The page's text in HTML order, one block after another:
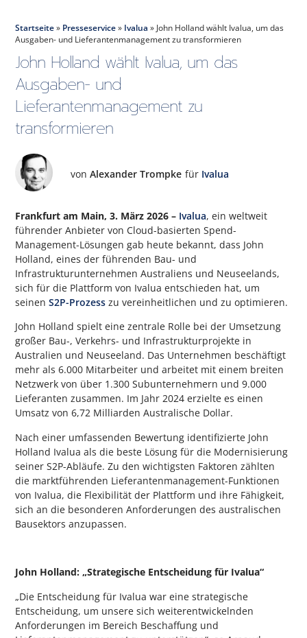
Startseite» Presseservice» Ivalua » John Holland wählt Ivalua, um das
Ausgaben- und Lieferantenmanagement zu transformieren
John Holland wählt Ivalua, um das
Ausgaben- und
Lieferantenmanagement zu
transformieren
vonAlexander Trompke für Ivalua
Frankfurt am Main, 3. März 2026 – Ivalua, ein weltweit
führender Anbieter von Cloud-basierten Spend-
Management-Lösungen gab heute bekannt, dass John
Holland, eines der führenden Bau- und
Infrastrukturunternehmen Australiens und Neuseelands,
sich für die Plattform von Ivalua entschieden hat, um
seinenS2P-Prozess zu vereinheitlichen und zu optimieren.
John Holland spielt eine zentrale Rolle bei der Umsetzung
großer Bau-, Verkehrs- und Infrastrukturprojekte in
Australien und Neuseeland. Das Unternehmen beschäftigt
mehr als 6.000 Mitarbeiter und arbeitet mit einem breiten
Netzwerk von über 1.300 Subunternehmern und 9.000
Lieferanten zusammen. Im Jahr 2024 erzielte es einen
Umsatz von 6,72 Milliarden Australische Dollar.
Nach einer umfassenden Bewertung identifizierte John
Holland Ivalua als die beste Lösung für die Modernisierung
seiner S2P-Abläufe. Zu den wichtigsten Faktoren zählten
die marktführenden Lieferantenmanagement-Funktionen
von Ivalua, die Flexibilität der Plattform und ihre Fähigkeit,
sich an die besonderen Anforderungen des australischen
Bausektors anzupassen.
John Holland: „Strategische Entscheidung für Ivalua“
„Die Entscheidung für Ivalua war eine strategische
Entscheidung, um unsere sich weiterentwickelnden
Anforderungen im Bereich Beschaffung und